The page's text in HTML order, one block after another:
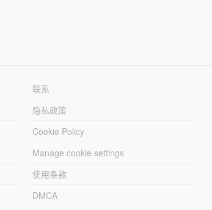
联系
隐私政策
Cookie Policy
Manage cookie settings
使用条款
DMCA